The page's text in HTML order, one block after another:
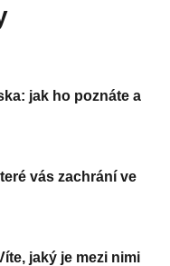
jak ho poznáte a
vás zachrání ve
jaký je mezi nimi